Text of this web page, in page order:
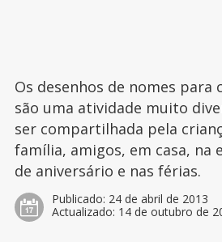
Os desenhos de nomes
são uma atividade muito
ser compartilhada pela
família, amigos, em casa, na
de aniversário e nas férias.
Publicado: 24 de abril de 2013
Actualizado: 14 de outubro de